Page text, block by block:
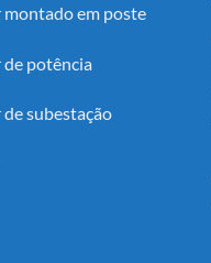
em poste
potência
subestação